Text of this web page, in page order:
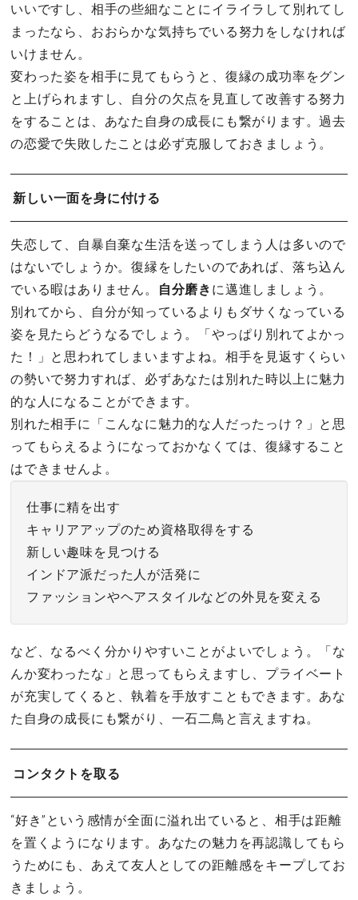
いいですし、相手の些細なことにイライラして別れてし
まったなら、おおらかな気持ちでいる努力をしなければ
いけません。
変わった姿を相手に見てもらうと、復縁の成功率をグン
と上げられますし、自分の欠点を見直して改善する努力
をすることは、あなた自身の成長にも繋がります。過去
の恋愛で失敗したことは必ず克服しておきましょう。
新しい一面を身に付ける
失恋して、自暴自棄な生活を送ってしまう人は多いので
はないでしょうか。復縁をしたいのであれば、落ち込ん
でいる暇はありません。
自分磨き に邁進しましょう。
別れてから、自分が知っているよりもダサくなっている
姿を見たらどうなるでしょう。「やっぱり別れてよかっ
た！」と思われてしまいますよね。相手を見返すくらい
の勢いで努力すれば、必ずあなたは別れた時以上に魅力
的な人になることができます。
別れた相手に「こんなに魅力的な人だったっけ？」と思
ってもらえるようになっておかなくては、復縁すること
はできませんよ。
仕事に精を出す
キャリアアップのため資格取得をする
新しい趣味を見つける
インドア派だった人が活発に
ファッションやヘアスタイルなどの外見を変える
など、なるべく分かりやすいことがよいでしょう。「な
んか変わったな」と思ってもらえますし、プライベート
が充実してくると、執着を手放すこともできます。あな
た自身の成長にも繋がり、一石二鳥と言えますね。
コンタクトを取る
“好き”という感情が全面に溢れ出ていると、相手は距離
を置くようになります。あなたの魅力を再認識してもら
うためにも、あえて友人としての距離感をキープしてお
きましょう。